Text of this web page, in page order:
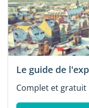
Le guide de
Complet et gratuit